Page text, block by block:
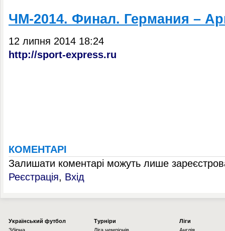
ЧМ-2014. Финал. Германия –
12 липня 2014 18:24
http://sport-express.ru
КОМЕНТАРІ
Залишати коментарі можуть лише
Реєстрація, Вхід
Українcький футбол
Турніри
Ліги